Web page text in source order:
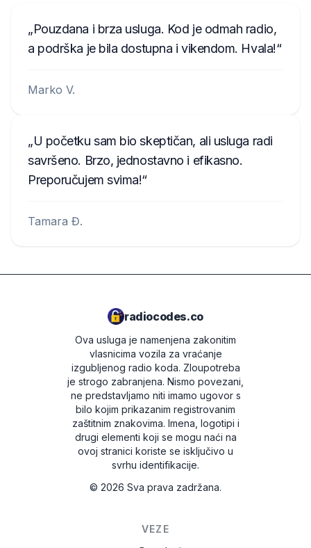
Pouzdana i brza usluga. Kod je odmah radio,
a podrška je bila dostupna i vikendom. Hvala!
Marko V.
U početku sam bio skeptičan, ali usluga radi
savršeno. Brzo, jednostavno i efikasno.
Preporučujem svima!
Tamara Đ.
radiocodes.co
Ova usluga je namenjena zakonitim
vlasnicima vozila za vraćanje
izgubljenog radio koda. Zloupotreba
je strogo zabranjena. Nismo povezani,
ne predstavljamo niti imamo ugovor s
bilo kojim prikazanim registrovanim
zaštitnim znakovima. Imena, logotipi i
drugi elementi koji se mogu naći na
ovoj stranici koriste se isključivo u
svrhu identifikacije.
© 2026 Sva prava zadržana.
VEZE